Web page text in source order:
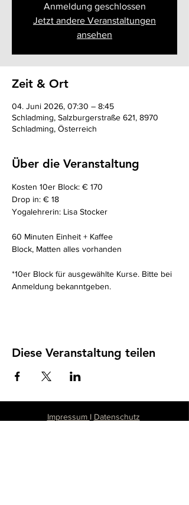
Anmeldung geschlossen
Jetzt andere Veranstaltungen
ansehen
Zeit & Ort
04. Juni 2026, 07:30 – 8:45
Schladming, Salzburgerstraße 621, 8970
Schladming, Österreich
Über die Veranstaltung
Kosten 10er Block: € 170
Drop in: € 18
Yogalehrerin: Lisa Stocker
60 Minuten Einheit + Kaffee
Block, Matten alles vorhanden
*10er Block für ausgewählte Kurse. Bitte bei
Anmeldung bekanntgeben.
Diese Veranstaltung teilen
Impressum I Datenschutz